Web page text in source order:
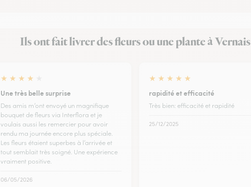
Ils ont fait livrer des fleurs ou une plante à Vernais
★ ★ ★ ★
Une très belle surprise
Des amis m’ont envoyé un magnifique
bouquet de fleurs via Interflora et je
voulais aussi les remercier pour avoir
rendu ma journée encore plus spéciale.
Les fleurs étaient superbes à l’arrivée et
tout semblait très soigné. Une expérience
vraiment positive.
06/05/2026
★ ★ ★ ★ ★
rapidité et efficacité
Très bien: efficacité et rapidité
25/12/2025